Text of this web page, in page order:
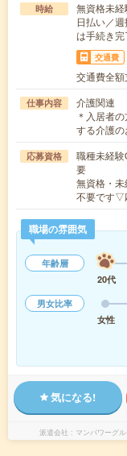
時給
無資格未
日払い／
は手続き完
交通費
交通費全
仕事内容
介護関連
＊入居者
する介護
応募資格
職種未経
要
無資格・
不要です▽
職場の雰囲気
年齢層
20代
男女比率
女性
気になる!
派遣会社 マンパワーグ